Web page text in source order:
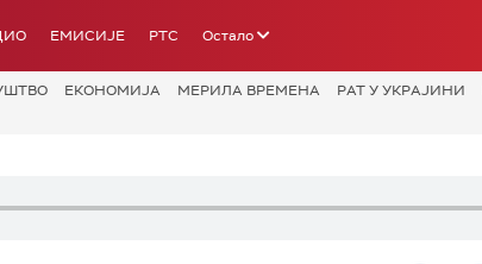
ЕМИСИЈЕ РТС Остало
ЕКОНОМИЈА МЕРИЛА ВРЕМЕНА РАТ У УКРАЈИНИ